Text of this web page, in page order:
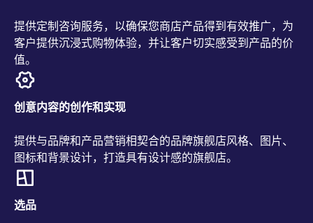
提供定制咨询服务，以确保您商店产品得到有效推广，为
客户提供沉浸式购物体验，并让客户切实感受到产品的价
值。
创意内容的创作和实现
提供与品牌和产品营销相契合的品牌旗舰店风格、图片、
图标和背景设计，打造具有设计感的旗舰店。
选品